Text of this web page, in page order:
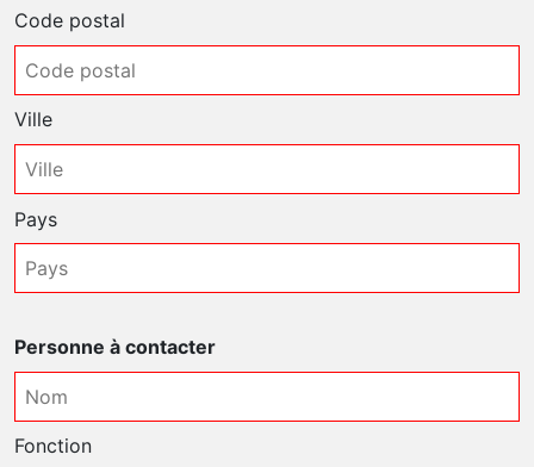
Code postal
Ville
Pays
Personne à contacter
Fonction